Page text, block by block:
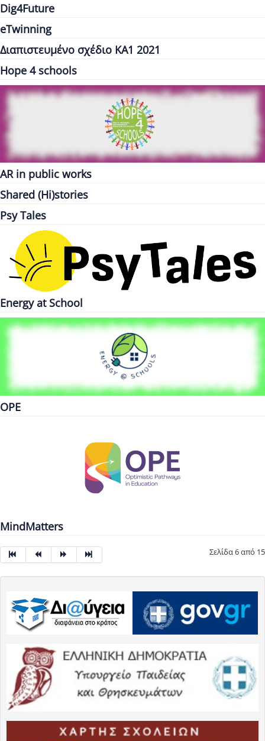
Dig4Future
eTwinning
Διαπιστευμένο σχέδιο ΚΑ1 2021
Hope 4 schools
AR in public works
Shared (Hi)stories
Psy Tales
Energy at School
OPE
MindMatters
Σελίδα 6 από 15